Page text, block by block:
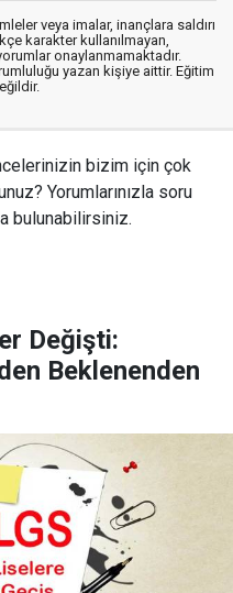
veya imalar, inançlara saldırı
karakter kullanılmayan,
onaylanmamaktadır.
yazan kişiye aittir. Eğitim
bizim için çok
Yorumlarınızla soru
bulunabilirsiniz.
Değişti:
Beklenenden